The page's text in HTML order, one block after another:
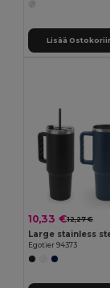
Lisää
10,33 €12,27 €
Egotier 94373